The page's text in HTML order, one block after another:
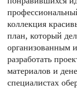
коллекция
план, который
организованным
разработать
материалов и
специалистах